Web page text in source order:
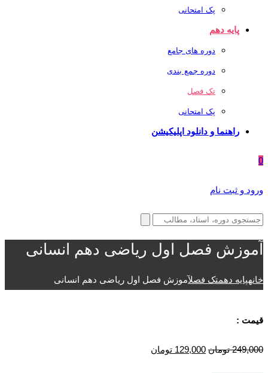
پک امتحانی
پایه دهم
دوره های جامع
دوره جمع بندی
تک فصل
پک امتحانی
راهنما و دانلود اپلیکیشن
0
ورود و ثبت نام
آموزش فصل اول ریاضی دهم انسانی
خانهپایه دهمتک فصلآموزش فصل اول ریاضی دهم انسانی
قیمت :
249,000 تومان 129,000 تومان